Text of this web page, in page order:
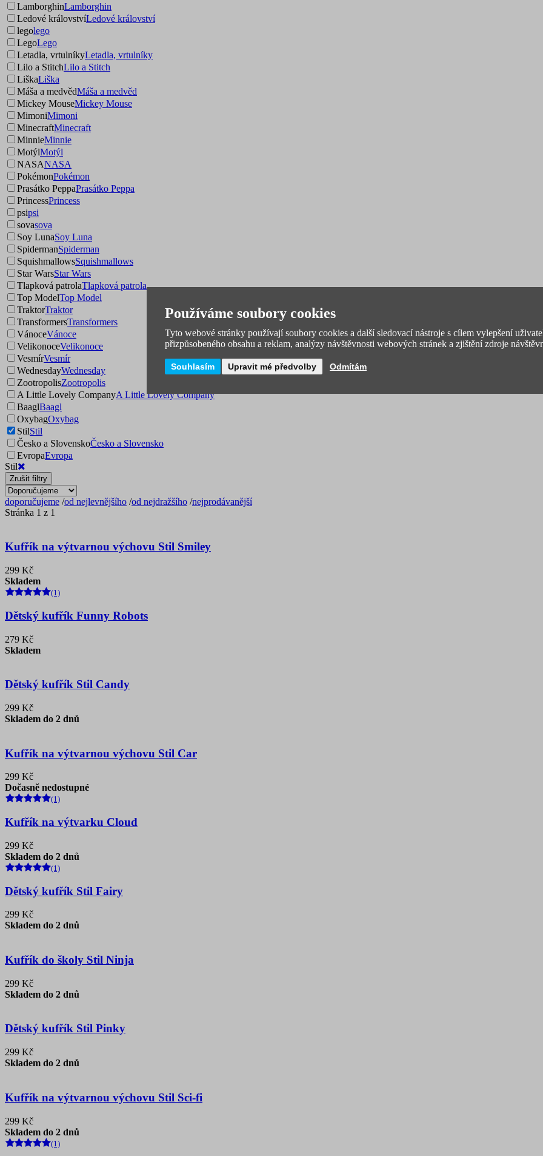
LamborghinLamborghin
Ledové královstvíLedové království
legolego
LegoLego
Letadla, vrtulníkyLetadla, vrtulníky
Lilo a StitchLilo a Stitch
LiškaLiška
Máša a medvědMáša a medvěd
Mickey MouseMickey Mouse
MimoniMimoni
MinecraftMinecraft
MinnieMinnie
MotýlMotýl
NASANASA
PokémonPokémon
Prasátko PeppaPrasátko Peppa
PrincessPrincess
psipsi
sovasova
Soy LunaSoy Luna
SpidermanSpiderman
SquishmallowsSquishmallows
Star WarsStar Wars
Tlapková patrolaTlapková patrola
Top ModelTop Model
TraktorTraktor
TransformersTransformers
VánoceVánoce
VelikonoceVelikonoce
VesmírVesmír
WednesdayWednesday
ZootropolisZootropolis
A Little Lovely CompanyA Little Lovely Company
BaaglBaagl
OxybagOxybag
StilStil
Česko a SlovenskoČesko a Slovensko
EvropaEvropa
Stil
Zrušit filtry
doporučujeme /od nejlevnějšího /od nejdražšího /nejprodávanější
Stránka 1 z 1
Kufřík na výtvarnou výchovu Stil Smiley
299 Kč
Skladem
(1)
Dětský kufřík Funny Robots
279 Kč
Skladem
Dětský kufřík Stil Candy
299 Kč
Skladem do 2 dnů
Kufřík na výtvarnou výchovu Stil Car
299 Kč
Dočasně nedostupné
(1)
Kufřík na výtvarku Cloud
299 Kč
Skladem do 2 dnů
(1)
Dětský kufřík Stil Fairy
299 Kč
Skladem do 2 dnů
Kufřík do školy Stil Ninja
299 Kč
Skladem do 2 dnů
Dětský kufřík Stil Pinky
299 Kč
Skladem do 2 dnů
Kufřík na výtvarnou výchovu Stil Sci-fi
299 Kč
Skladem do 2 dnů
(1)
Používáme soubory cookies
Tyto webové stránky používají soubory cookies a další sledovací nástroje s cílem vylepšení
přizpůsobeného obsahu a reklam, analýzy návštěvnosti webových stránek a zjištění zdroje
Souhlasím Upravit mé předvolby Odmítám